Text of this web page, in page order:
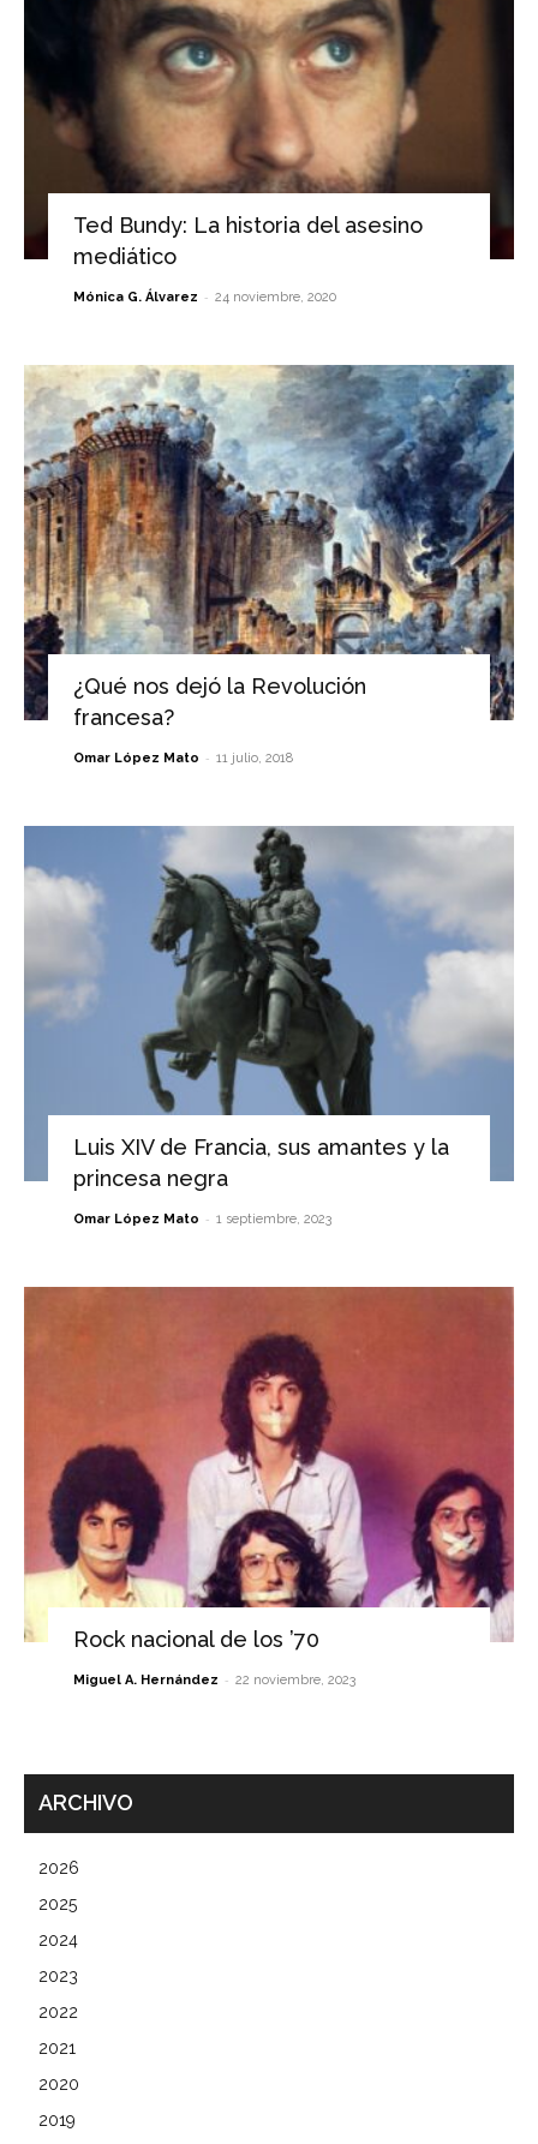
Ted Bundy: La historia del asesino
mediático
Mónica G. Álvarez - 24 noviembre, 2020
¿Qué nos dejó la Revolución
francesa?
Omar López Mato - 11 julio, 2018
Luis XIV de Francia, sus amantes y la
princesa negra
Omar López Mato - 1 septiembre, 2023
Rock nacional de los ’70
Miguel A. Hernández - 22 noviembre, 2023
ARCHIVO
2026
2025
2024
2023
2022
2021
2020
2019